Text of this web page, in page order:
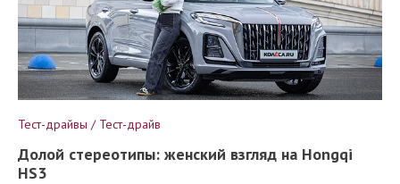
Тест-драйвы / Тест-драйв
Долой стереотипы: женский взгляд на Hongqi
HS3